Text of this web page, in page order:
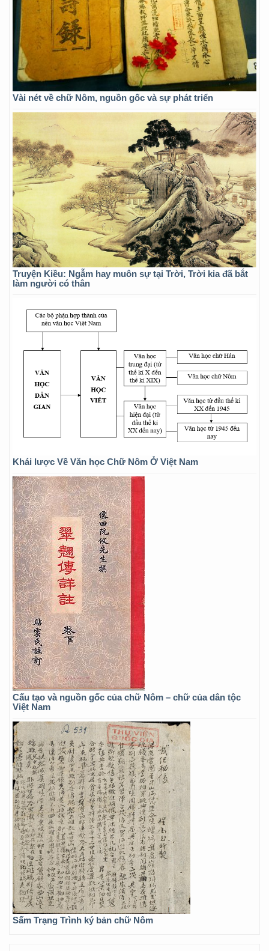
Vài nét về chữ Nôm, nguồn gốc và sự phát triển
Truyện Kiều: Ngẫm hay muôn sự tại Trời, Trời kia đã bắt
làm người có thân
Khái lược Về Văn học Chữ Nôm Ở Việt Nam
Cấu tạo và nguồn gốc của chữ Nôm – chữ của dân tộc
Việt Nam
Sấm Trạng Trình ký bản chữ Nôm